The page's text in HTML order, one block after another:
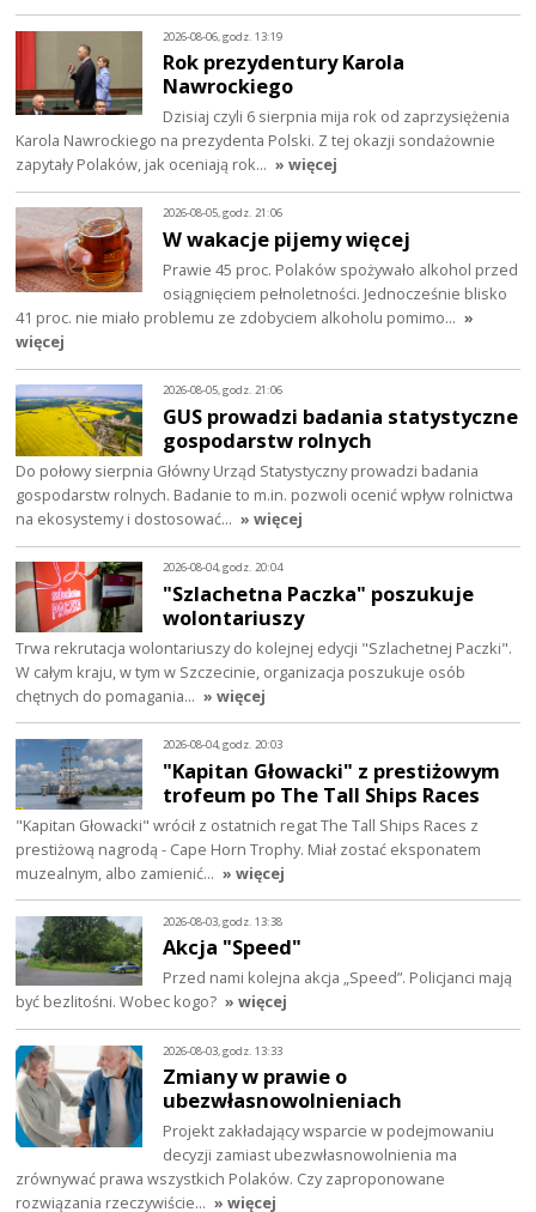
2026-08-06, godz. 13:19
Rok prezydentury Karola
Nawrockiego
Dzisiaj czyli 6 sierpnia mija rok od zaprzysiężenia
Karola Nawrockiego na prezydenta Polski. Z tej okazji sondażownie
zapytały Polaków, jak oceniają rok… » więcej
2026-08-05, godz. 21:06
W wakacje pijemy więcej
Prawie 45 proc. Polaków spożywało alkohol przed
osiągnięciem pełnoletności. Jednocześnie blisko
41 proc. nie miało problemu ze zdobyciem alkoholu pomimo… »
więcej
2026-08-05, godz. 21:06
GUS prowadzi badania statystyczne
gospodarstw rolnych
Do połowy sierpnia Główny Urząd Statystyczny prowadzi badania
gospodarstw rolnych. Badanie to m.in. pozwoli ocenić wpływ rolnictwa
na ekosystemy i dostosować… » więcej
2026-08-04, godz. 20:04
"Szlachetna Paczka" poszukuje
wolontariuszy
Trwa rekrutacja wolontariuszy do kolejnej edycji "Szlachetnej Paczki".
W całym kraju, w tym w Szczecinie, organizacja poszukuje osób
chętnych do pomagania… » więcej
2026-08-04, godz. 20:03
"Kapitan Głowacki" z prestiżowym
trofeum po The Tall Ships Races
"Kapitan Głowacki" wrócił z ostatnich regat The Tall Ships Races z
prestiżową nagrodą - Cape Horn Trophy. Miał zostać eksponatem
muzealnym, albo zamienić… » więcej
2026-08-03, godz. 13:38
Akcja "Speed"
Przed nami kolejna akcja „Speed”. Policjanci mają
być bezlitośni. Wobec kogo? » więcej
2026-08-03, godz. 13:33
Zmiany w prawie o
ubezwłasnowolnieniach
Projekt zakładający wsparcie w podejmowaniu
decyzji zamiast ubezwłasnowolnienia ma
zrównywać prawa wszystkich Polaków. Czy zaproponowane
rozwiązania rzeczywiście… » więcej